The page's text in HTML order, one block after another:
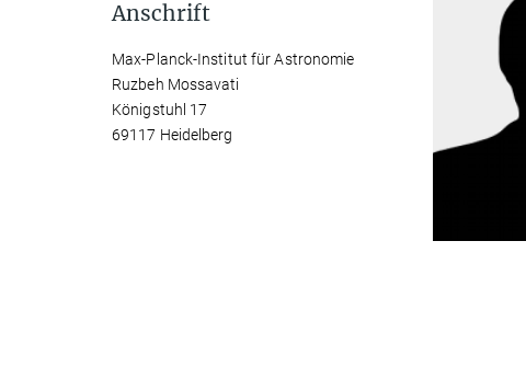
Anschrift
Max-Planck-Institut für Astronomie
Ruzbeh Mossavati
Königstuhl 17
69117 Heidelberg